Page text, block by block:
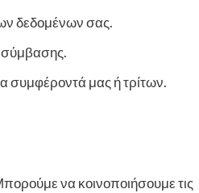
δεδομένων σας.
σύμβασης.
συμφέροντά μας ή τρίτων.
να κοινοποιήσουμε τις